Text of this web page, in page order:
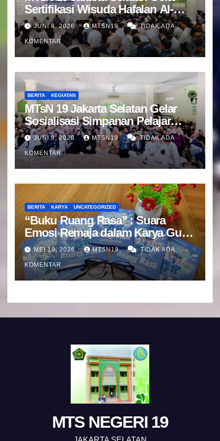
Sertifikasi Wisuda Hafalan Al-
Qur’an
JUNI 8, 2026 MTSN19 TIDAK ADA
KOMENTAR
BERITA KEGIATAN
MTsN 19 Jakarta Selatan Gelar
Sosialisasi Simpanan Pelajar
(SIMPEL) Bersama Bank Mandiri
JUNI 8, 2026 MTSN19 TIDAK ADA
KOMENTAR
BERITA KARYA UNCATEGORIZED
“Buku Ruang Rasa” : Suara
Emosi Remaja dalam Karya Guru
BK MTsN 19 Jakarta Selatan
MEI 19, 2026 MTSN19 TIDAK ADA
KOMENTAR
MTS NEGERI 19